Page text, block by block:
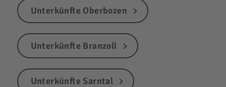
Unterkünfte Oberbozen
Unterkünfte Branzoll
Unterkünfte Sarntal